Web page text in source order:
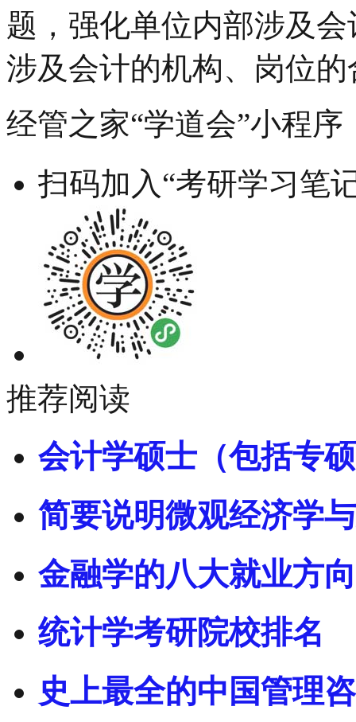
题，强化单位内部涉及
涉及会计的机构、岗位
经管之家“学道会”小程序
扫码加入“考研学习笔
推荐阅读
会计学硕士（包括专
简要说明微观经济学
金融学的八大就业方
统计学考研院校排名
史上最全的中国管理